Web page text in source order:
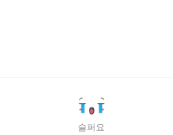
슬퍼요